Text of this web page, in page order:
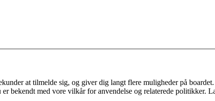
at tilmelde sig, og giver dig langt flere muligheder på
bekendt med vore vilkår for anvendelse og relaterede politikker.